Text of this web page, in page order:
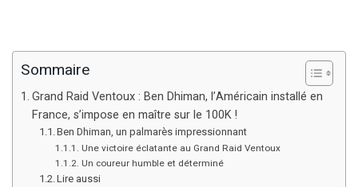
Sommaire
Grand Raid Ventoux : Ben Dhiman, l’Américain installé en
France, s’impose en maître sur le 100K !
Ben Dhiman, un palmarès impressionnant
Une victoire éclatante au Grand Raid Ventoux
Un coureur humble et déterminé
Lire aussi